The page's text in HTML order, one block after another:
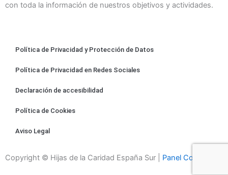
con toda la información de nuestros objetivos y actividades.
Política de Privacidad y Protección de Datos
Política de Privacidad en Redes Sociales
Declaración de accesibilidad
Política de Cookies
Aviso Legal
Copyright © Hijas de la Caridad España Sur | Panel Cookies